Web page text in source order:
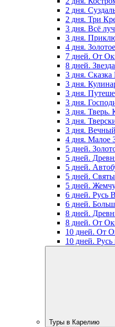
2 дня.
2 дня. Три
3 дня. Всё
3 дня.
4 дня.
7 дней. От
8 дней.
3 дня. Сказка
3 дня.
3 дня.
3 дня.
3 дня. Тверь.
3 дня.
3 дня.
4 дня. Малое
5 дней.
5 дней.
5 дней.
5 дней.
5 дней.
6 дней. Русь
6 дней.
8 дней.
8 дней. От
10 дней. От
10 дней. Русь
Туры в Карелию